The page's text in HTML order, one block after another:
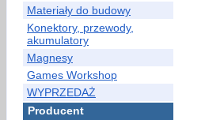
Materiały do budowy
Konektory, przewody,
akumulatory
Magnesy
Games Workshop
WYPRZEDAŻ
Producent